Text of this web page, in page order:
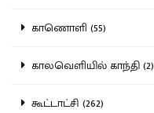
காணொளி (55)
காலவெளியில் காந்தி (2)
கூட்டாட்சி (262)